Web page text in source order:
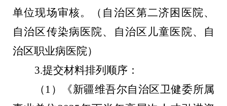
单位现场审核。 （ 自治区第二济困医院、
自治区传染病医院、
自治区儿童医院、 自
治区职业病医院）
3.提交材料排列顺序：
（ 1 ）《新疆维吾尔自治区卫健委所属